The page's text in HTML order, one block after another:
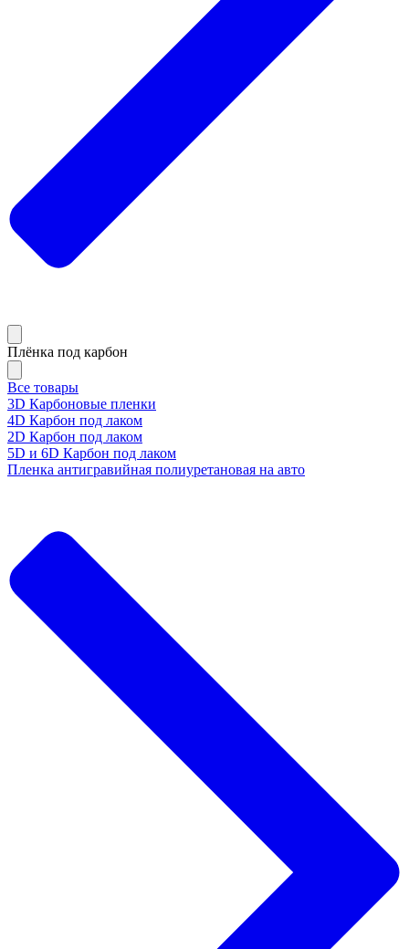
Плёнка под карбон
Все товары
3D Карбоновые пленки
4D Карбон под лаком
2D Карбон под лаком
5D и 6D Карбон под лаком
Пленка антигравийная полиуретановая на авто